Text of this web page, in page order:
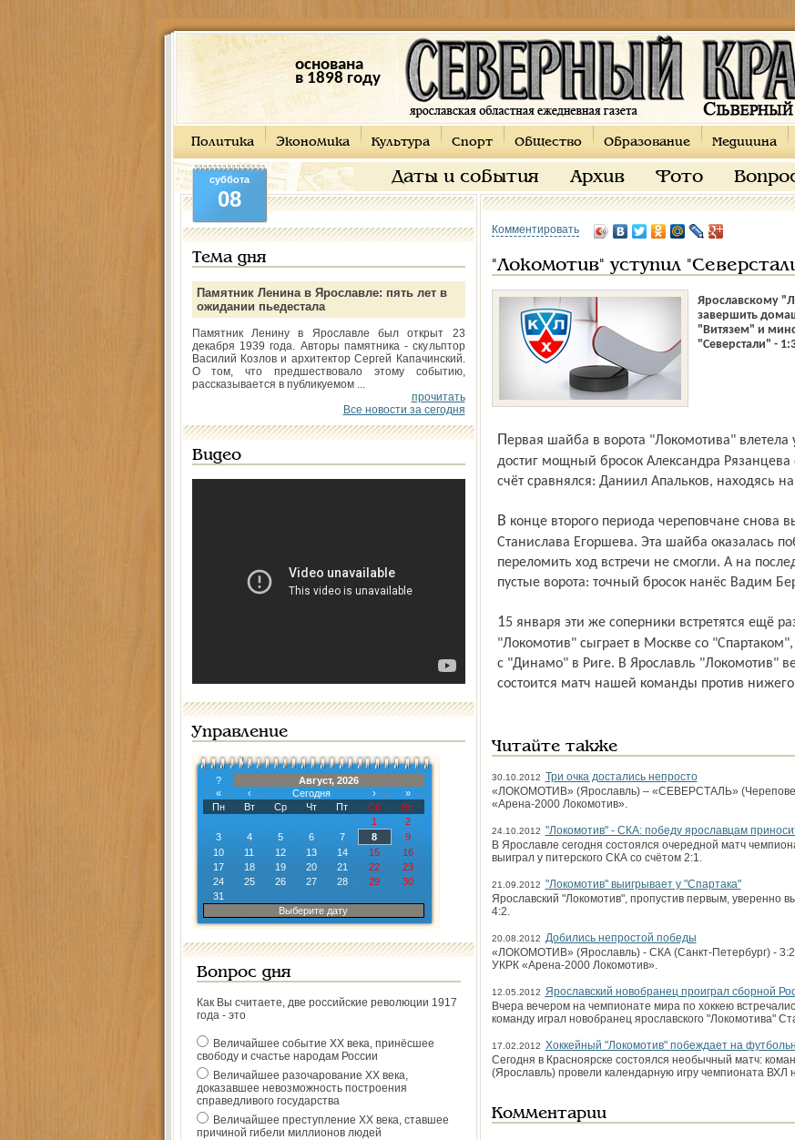
основана
в 1898 году
Политика Экономика Культура Спорт Общество Образование Медицина
Даты и события Архив Фото
суббота
08
Тема дня
Памятник Ленина в Ярославле: пять лет в
ожидании пьедестала
Памятник Ленину в Ярославле был открыт 23
декабря 1939 года. Авторы памятника - скульптор
Василий Козлов и архитектор Сергей Капачинский.
О том, что предшествовало этому событию,
рассказывается в публикуемом ...
прочитать
Все новости за сегодня
Видео
Управление
?
Август, 2026
«
‹ Сегодня ›
»
Пн
Вт Ср Чт Пт Сб
Вс
1
2
3
4 5 6 7 8
9
10
11 12 13 14 15
16
17
18 19 20 21 22
23
24
25 26 27 28 29
30
31
Выберите дату
Вопрос дня
Как Вы считаете, две российские революции 1917
года - это
Величайшее событие ХХ века, принёсшее
свободу и счастье народам России
Величайшее разочарование ХХ века,
доказавшее невозможность построения
справедливого государства
Величайшее преступление ХХ века, ставшее
причиной гибели миллионов людей
Комментировать
"Локомотив" уступил
Ярославскому
завершить
"Витязем" и
"Северстали" -
Первая шайба в ворота "Локомотива" влетела уже на 53-й секунде встречи: цели
достиг мощный бросок Александра
счёт сравнялся: Даниил Апальков, находясь
В конце второго периода череповчане снова вышли вперёд благодаря усилиям
Станислава Егоршева. Эта шайба оказалась
переломить ход встречи не смогли. А на
пустые ворота: точный бросок нанёс Вадим
15 января эти же соперники встретятся ещё раз, но уже в Череповце. 18 января
"Локомотив" сыграет в Москве со
с "Динамо" в Риге. В Ярославль "Локомотив"
состоится матч нашей команды против
Читайте также
30.10.2012 Три очка достались непросто
«ЛОКОМОТИВ» (Ярославль) – «СЕВЕРСТАЛЬ»
«Арена-2000 Локомотив».
24.10.2012 "Локомотив" - СКА: победу ярославцам
В Ярославле сегодня состоялся очередной матч
выиграл у питерского СКА со счётом 2:1.
21.09.2012 "Локомотив" выигрывает у "Спартака"
Ярославский "Локомотив", пропустив первым, уверенно
4:2.
20.08.2012 Добились непростой победы
«ЛОКОМОТИВ» (Ярославль) - СКА (Санкт-Петербург) - 3:2
УКРК «Арена-2000 Локомотив».
12.05.2012 Ярославский новобранец проиграл сборной
Вчера вечером на чемпионате мира по хоккею
команду играл новобранец ярославского "Локомотива"
17.02.2012 Хоккейный "Локомотив" побеждает на
Сегодня в Красноярске состоялся необычный матч:
(Ярославль) провели календарную игру чемпионата ВХЛ
Комментарии